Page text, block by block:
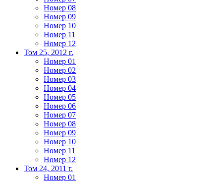
Номер 08
Номер 09
Номер 10
Номер 11
Номер 12
Том 25, 2012 г.
Номер 01
Номер 02
Номер 03
Номер 04
Номер 05
Номер 06
Номер 07
Номер 08
Номер 09
Номер 10
Номер 11
Номер 12
Том 24, 2011 г.
Номер 01